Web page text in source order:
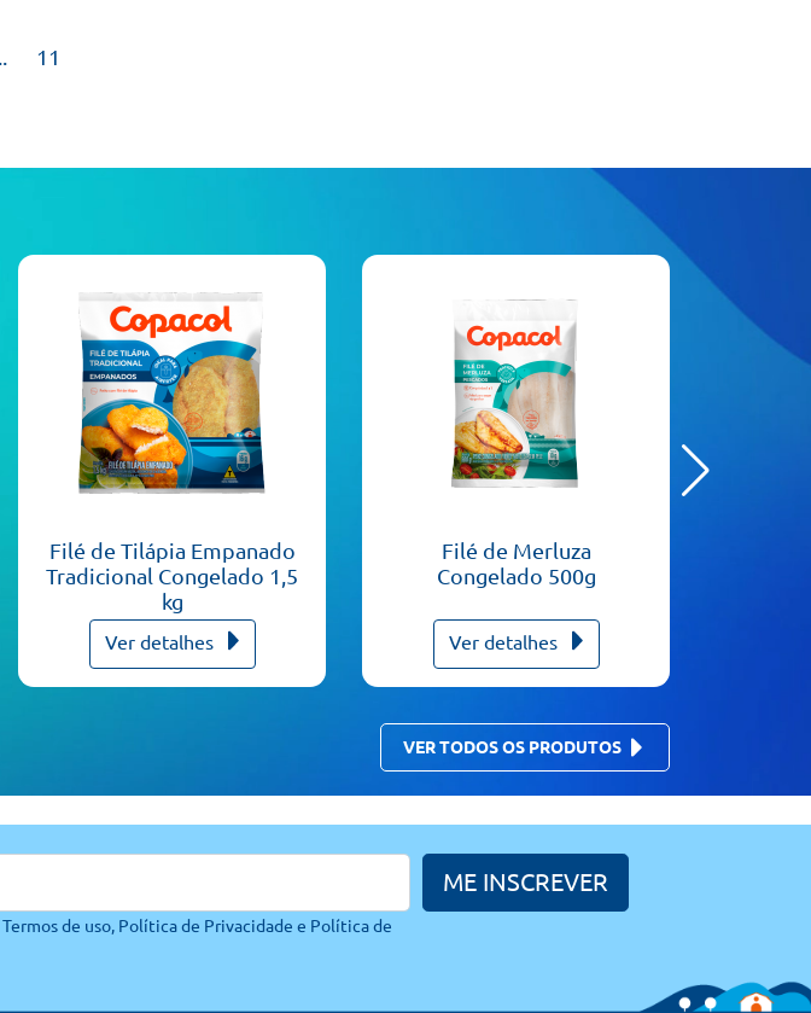
11
Filé de Tilápia Empanado
Tradicional Congelado 1,5
kg
Ver detalhes
Filé de Merluza
Congelado 500g
Ver detalhes
VER TODOS OS PRODUTOS
Termos de uso, Política de Privacidade e Política de
ME INSCREVER